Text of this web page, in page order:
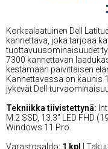
Korkealaatuinen Dell
kannettava, joka tarjoaa
tuottavuusominaisuudet
7300 kannettavan
kestämään päivittäisen
Kannettavassa on kaunis
jykevät Dell-
Tekniikka tiivistettynä:
M.2 SSD, 13.3'' LED FHD
Windows 11 Pro.
Varastosaldo: 1 kpl |